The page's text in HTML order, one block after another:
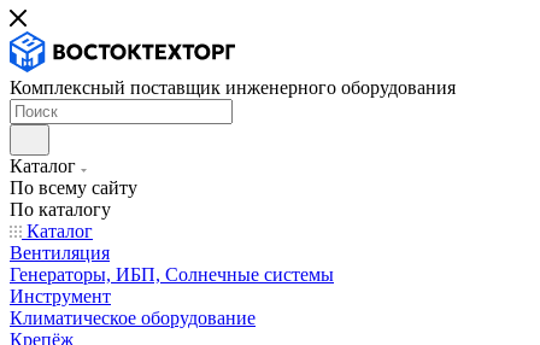
Комплексный поставщик инженерного оборудования
Каталог
По всему сайту
По каталогу
Каталог
Вентиляция
Генераторы, ИБП, Солнечные системы
Инструмент
Климатическое оборудование
Крепёж